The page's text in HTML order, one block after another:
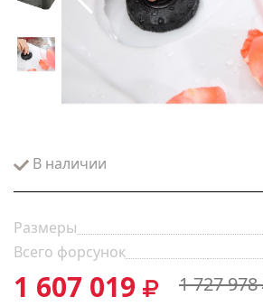
В наличии
Размеры
Всего форсунок
1 607 019 1 727 978